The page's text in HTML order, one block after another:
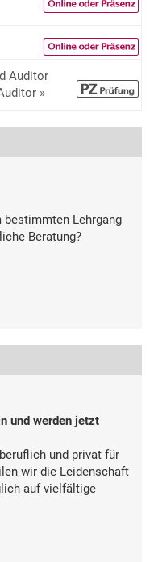
Auditor
»
bestimmten Lehrgang
Beratung?
und werden jetzt
und privat für
wir die Leidenschaft
auf vielfältige